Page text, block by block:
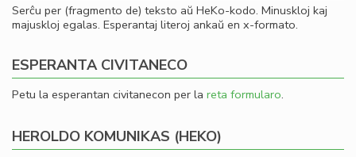
Serĉu per (fragmento de) teksto aŭ HeKo-kodo. Minuskloj kaj
majuskloj egalas. Esperantaj literoj ankaŭ en x-formato.
ESPERANTA CIVITANECO
Petu la esperantan civitanecon per la reta formularo.
HEROLDO KOMUNIKAS (HEKO)